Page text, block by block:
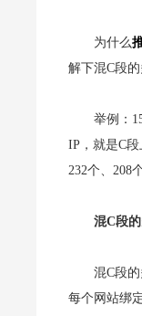
为什么
解下混C段
举例：
IP，就是C
232个、208个
混C段
混C段
每个网站绑